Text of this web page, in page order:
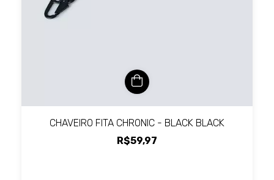
CHAVEIRO FITA CHRONIC - BLACK BLACK
R$59,97